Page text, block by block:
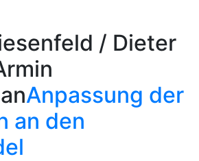
/ Dieter
Anpassung der
an den